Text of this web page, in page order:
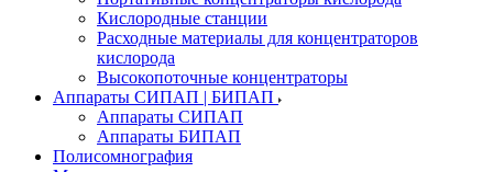
Кислородные станции
Расходные материалы для концентраторов
кислорода
Высокопоточные концентраторы
Аппараты СИПАП | БИПАП
Аппараты СИПАП
Аппараты БИПАП
Полисомнография